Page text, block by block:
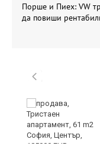
Порше и Пиех: VW
да повиши